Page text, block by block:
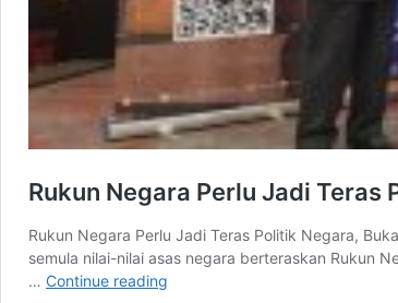
Rukun Negara Perlu Jadi Teras
Rukun Negara Perlu Jadi Teras Politik Negara,
semula nilai-nilai asas negara berteraskan Rukun
… Continue reading